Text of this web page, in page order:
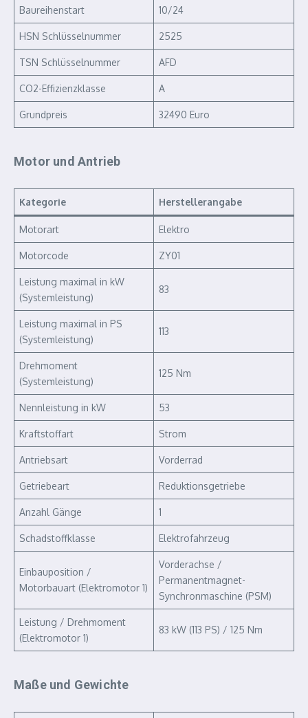
Baureihenstart 10/24
HSN Schlüsselnummer 2525
TSN Schlüsselnummer AFD
CO2-Effizienzklasse A
Grundpreis 32490 Euro
Motor und Antrieb
Kategorie Herstellerangabe
Motorart Elektro
Motorcode ZY01
Leistung maximal in kW
(Systemleistung)
83
Leistung maximal in PS
(Systemleistung)
113
Drehmoment
(Systemleistung)
125 Nm
Nennleistung in kW 53
Kraftstoffart Strom
Antriebsart Vorderrad
Getriebeart Reduktionsgetriebe
Anzahl Gänge 1
Schadstoffklasse Elektrofahrzeug
Einbauposition /
Motorbauart (Elektromotor 1)
Vorderachse /
Permanentmagnet-
Synchronmaschine (PSM)
Leistung / Drehmoment
(Elektromotor 1)
83 kW (113 PS) / 125 Nm
Maße und Gewichte